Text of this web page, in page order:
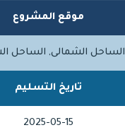
موقع المشروع
الساحل الشمالى, الساحل
تاريخ التسليم
2025-05-15